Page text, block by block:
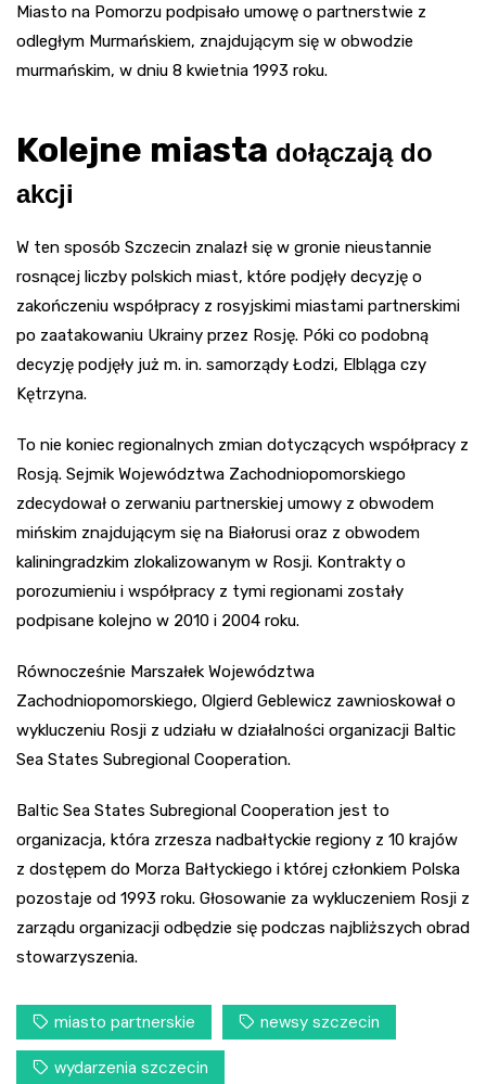
Miasto na Pomorzu podpisało umowę o partnerstwie z
odległym Murmańskiem, znajdującym się w obwodzie
murmańskim, w dniu 8 kwietnia 1993 roku.
Kolejne miasta dołączają do
akcji
W ten sposób Szczecin znalazł się w gronie nieustannie
rosnącej liczby polskich miast, które podjęły decyzję o
zakończeniu współpracy z rosyjskimi miastami partnerskimi
po zaatakowaniu Ukrainy przez Rosję. Póki co podobną
decyzję podjęły już m. in. samorządy Łodzi, Elbląga czy
Kętrzyna.
To nie koniec regionalnych zmian dotyczących współpracy z
Rosją. Sejmik Województwa Zachodniopomorskiego
zdecydował o zerwaniu partnerskiej umowy z obwodem
mińskim znajdującym się na Białorusi oraz z obwodem
kaliningradzkim zlokalizowanym w Rosji. Kontrakty o
porozumieniu i współpracy z tymi regionami zostały
podpisane kolejno w 2010 i 2004 roku.
Równocześnie Marszałek Województwa
Zachodniopomorskiego, Olgierd Geblewicz zawnioskował o
wykluczeniu Rosji z udziału w działalności organizacji Baltic
Sea States Subregional Cooperation.
Baltic Sea States Subregional Cooperation jest to
organizacja, która zrzesza nadbałtyckie regiony z 10 krajów
z dostępem do Morza Bałtyckiego i której członkiem Polska
pozostaje od 1993 roku. Głosowanie za wykluczeniem Rosji z
zarządu organizacji odbędzie się podczas najbliższych obrad
stowarzyszenia.
miasto partnerskie newsy szczecin
wydarzenia szczecin